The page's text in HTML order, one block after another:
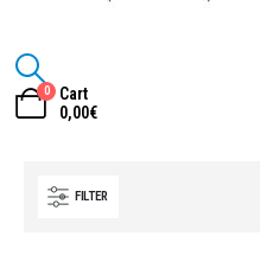
0
Cart
0,00€
FILTER